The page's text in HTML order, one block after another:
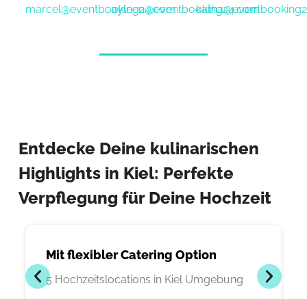
marcel@eventbooking24.comayleen@eventbooking24.com
Entdecke Deine kulinarischen
Highlights in Kiel: Perfekte
Verpflegung für Deine Hochzeit
Mit flexibler Catering Option
5 Hochzeitslocations in Kiel Umgebung